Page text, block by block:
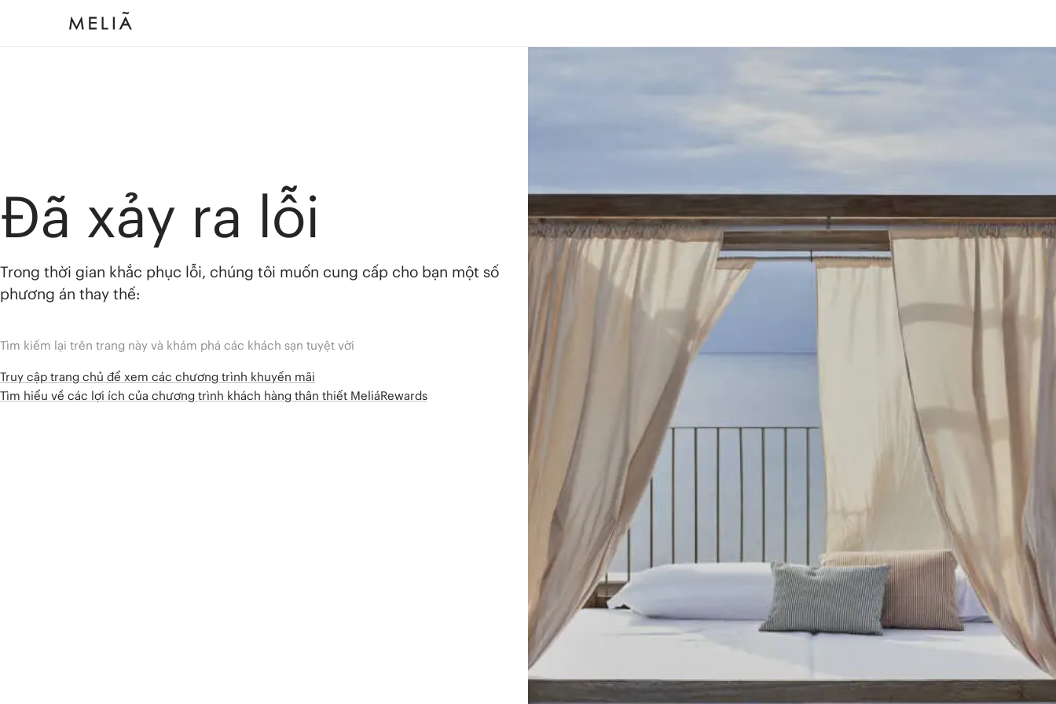
Đã xảy ra lỗi
Trong thời gian khắc phục lỗi, chúng tôi muốn cung cấp cho bạn một số
phương án thay thế:
Tìm kiếm lại trên trang này và khám phá các khách sạn tuyệt vời
Truy cập trang chủ để xem các chương trình khuyến mãi
Tìm hiểu về các lợi ích của chương trình khách hàng thân thiết MeliáRewards